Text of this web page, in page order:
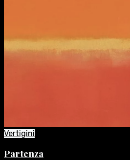
Vertigini
Partenza